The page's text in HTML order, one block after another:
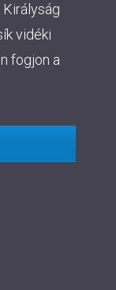
Királyság
vidéki
fogjon a